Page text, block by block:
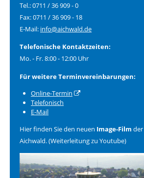
Tel.: 0711 / 36 909 - 0
Fax: 0711 / 36 909 - 18
E-Mail: info@aichwald.de
Telefonische Kontaktzeiten:
Mo. - Fr. 8:00 - 12:00 Uhr
Für weitere Terminvereinbarungen:
Online-Termin
Telefonisch
E-Mail
Hier finden Sie den neuen Image-Film
Aichwald. (Weiterleitung zu Youtube)